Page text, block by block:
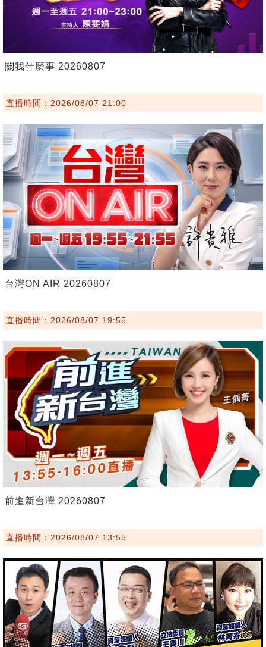
關我什麼事 20260807
直播時間：2026/08/07 21:00
台灣ON AIR 20260807
直播時間：2026/08/07 19:55
前進新台灣 20260807
直播時間：2026/08/07 13:55